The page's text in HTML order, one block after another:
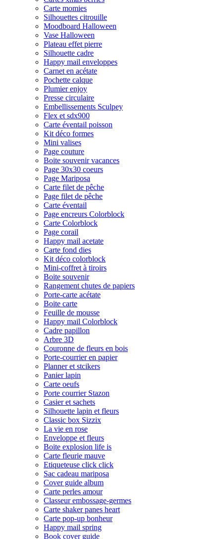
Carte momies
Silhouettes citrouille
Moodboard Halloween
Vase Halloween
Plateau effet pierre
Silhouette cadre
Happy mail enveloppes
Carnet en acétate
Pochette calque
Plumier enjoy
Presse circulaire
Embellissements Sculpey
Flex et sdx900
Carte éventail poisson
Kit déco formes
Mini valises
Page couture
Boite souvenir vacances
Page 30x30 coeurs
Page Mariposa
Carte filet de pêche
Page filet de pêche
Carte éventail
Page encreurs Colorblock
Carte Colorblock
Page corail
Happy mail acetate
Carte fond dies
Kit déco colorblock
Mini-coffret à tiroirs
Boite souvenir
Rangement chutes de papiers
Porte-carte acétate
Boite carte
Feuille de mousse
Happy mail Colorblock
Cadre papillon
Arbre 3D
Couronne de fleurs en bois
Porte-courrier en papier
Planner et stcikers
Panier lapin
Carte oeufs
Porte courrier Stazon
Casier et sachets
Silhouette lapin et fleurs
Classic box Sizzix
La vie en rose
Enveloppe et fleurs
Boite explosion life is
Carte fleurie mauve
Etiqueteuse click click
Sac cadeau mariposa
Cover guide album
Carte perles amour
Classeur embossage-germes
Carte shaker panes heart
Carte pop-up bonheur
Happy mail spring
Book cover guide